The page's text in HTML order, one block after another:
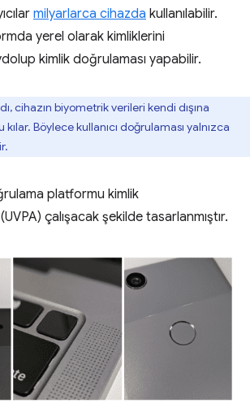
milyarlarca cihazda kullanılabilir.
yerel olarak kimliklerini
kimlik doğrulaması yapabilir.
cihazın biyometrik verileri kendi dışına
Böylece kullanıcı doğrulaması yalnızca
platformu kimlik
çalışacak şekilde tasarlanmıştır.